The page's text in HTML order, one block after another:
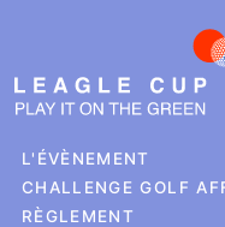
L'ÉVÈNEMENT
CHALLENGE GOLF
RÈGLEMENT